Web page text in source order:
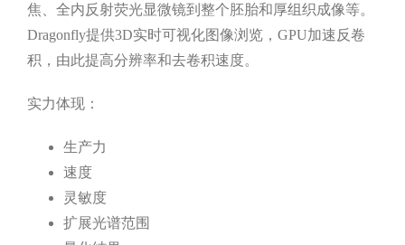
焦、全内反射荧光显微镜到整个胚胎和厚组织成像等。
Dragonfly提供3D实时可视化图像浏览，GPU加速反卷
积，由此提高分辨率和去卷积速度。
实力体现：
生产力
速度
灵敏度
扩展光谱范围